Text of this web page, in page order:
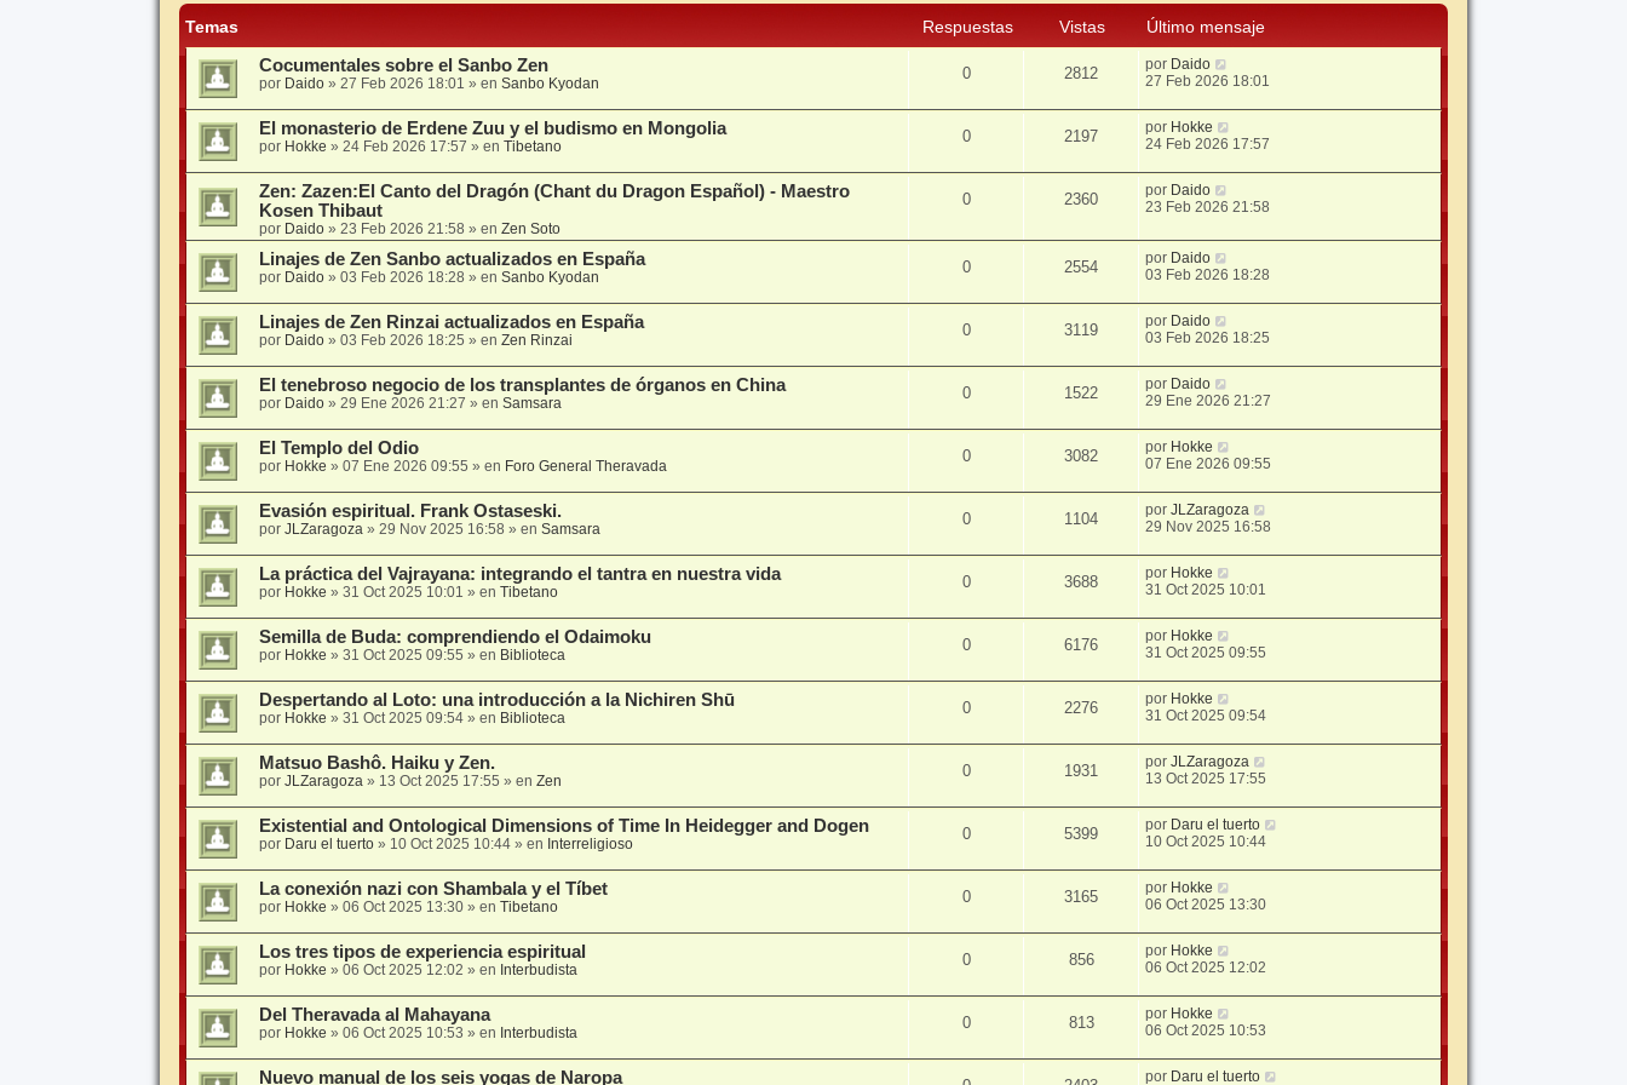
Temas Respuestas Vistas
Último mensaje
Cocumentales sobre el Sanbo Zen
por Daido» 27 Feb 2026 18:01 » en Sanbo Kyodan
0 2812 por Daido
27 Feb 2026 18:01
El monasterio de Erdene Zuu y el budismo en Mongolia
por Hokke » 24 Feb 2026 17:57 » en Tibetano
0 2197 por Hokke
24 Feb 2026 17:57
Zen: Zazen:El Canto del Dragón (Chant du Dragon Español) - Maestro
Kosen Thibaut
por Daido» 23 Feb 2026 21:58 » en Zen Soto
0 2360 por Daido
23 Feb 2026 21:58
Linajes de Zen Sanbo actualizados en España
por Daido» 03 Feb 2026 18:28 » en Sanbo Kyodan
0 2554 por Daido
03 Feb 2026 18:28
Linajes de Zen Rinzai actualizados en España
por Daido» 03 Feb 2026 18:25 » en Zen Rinzai
0 3119 por Daido
03 Feb 2026 18:25
El tenebroso negocio de los transplantes de órganos en China
por Daido» 29 Ene 2026 21:27 » en Samsara
0 1522 por Daido
29 Ene 2026 21:27
El Templo del Odio
por Hokke » 07 Ene 2026 09:55 » en Foro General Theravada
0 3082 por Hokke
07 Ene 2026 09:55
Evasión espiritual. Frank Ostaseski.
por JLZaragoza » 29 Nov 2025 16:58 » en Samsara
0 1104 porJLZaragoza
29 Nov 2025 16:58
La práctica del Vajrayana: integrando el tantra en nuestra vida
por Hokke » 31 Oct 2025 10:01 » en Tibetano
0 3688 por Hokke
31 Oct 2025 10:01
Semilla de Buda: comprendiendo el Odaimoku
por Hokke » 31 Oct 2025 09:55 » en Biblioteca
0 6176 por Hokke
31 Oct 2025 09:55
Despertando al Loto: una introducción a la Nichiren Shū
por Hokke » 31 Oct 2025 09:54» en Biblioteca
0 2276 por Hokke
31 Oct 2025 09:54
Matsuo Bashô. Haiku y Zen.
por JLZaragoza » 13 Oct 2025 17:55 » en Zen
0 1931 porJLZaragoza
13 Oct 2025 17:55
Existential and Ontological Dimensions of Time In Heidegger and Dogen
por Daru el tuerto» 10 Oct 2025 10:44» en Interreligioso
0 5399 por Daru el tuerto
10 Oct 2025 10:44
La conexión nazi con Shambala y el Tíbet
por Hokke » 06 Oct 2025 13:30» en Tibetano
0 3165 por Hokke
06 Oct 2025 13:30
Los tres tipos de experiencia espiritual
por Hokke » 06 Oct 2025 12:02 » en Interbudista
0 856 por Hokke
06 Oct 2025 12:02
Del Theravada al Mahayana
por Hokke » 06 Oct 2025 10:53 » en Interbudista
0 813 por Hokke
06 Oct 2025 10:53
Nuevo manual de los seis yogas de Naropa por Daru el tuerto